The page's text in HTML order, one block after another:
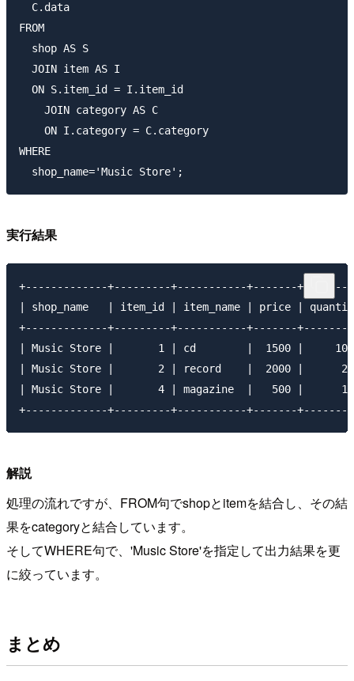
  C.data
FROM
  shop AS S
  JOIN item AS I
  ON S.item_id = I.item_id
    JOIN category AS C
    ON I.category = C.category
WHERE
実行結果
+-------------+---------+-----------+-------
| shop_name   | item_id | item_name | price |
+-------------+---------+-----------+-------
| Music Store |       1 | cd        |  1500 |
| Music Store |       2 | record    |  2000 |
| Music Store |       4 | magazine  |   500 |
解説
処理の流れですが、FROM句でshopとitemを結合し、その結
果をcategoryと結合しています。
そしてWHERE句で、'Music Store'を指定して出力結果を更
に絞っています。
まとめ